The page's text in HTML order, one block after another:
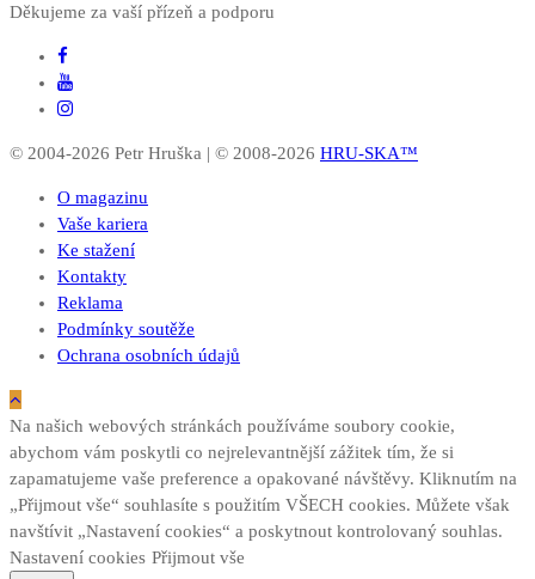
Děkujeme za vaší přízeň a podporu
© 2004-2026 Petr Hruška | © 2008-2026 HRU-SKA™
O magazinu
Vaše kariera
Ke stažení
Kontakty
Reklama
Podmínky soutěže
Ochrana osobních údajů
Na našich webových stránkách používáme soubory cookie,
abychom vám poskytli co nejrelevantnější zážitek tím, že si
zapamatujeme vaše preference a opakované návštěvy. Kliknutím na
„Přijmout vše“ souhlasíte s použitím VŠECH cookies. Můžete však
navštívit „Nastavení cookies“ a poskytnout kontrolovaný souhlas.
Nastavení cookies Přijmout vše